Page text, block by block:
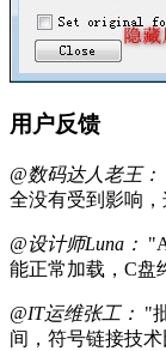
用户反馈
@数码达人老王：
全没有受到影响
@设计师Luna：
能正常加载，C盘
@IT运维张工： "
间，符号链接技